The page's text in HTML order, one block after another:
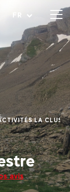
FR
Ouvrir le menu
LA
avis